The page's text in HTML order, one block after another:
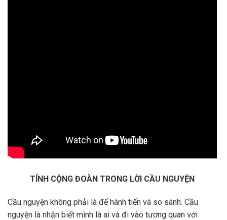
TÍNH CỘNG ĐOÀN TRONG LỜI CẦU NGUYỆN
Cầu nguyện không phải là để hãnh tiến và so sánh. Cầu
nguyện là nhận biết mình là ai và đi vào tương quan với